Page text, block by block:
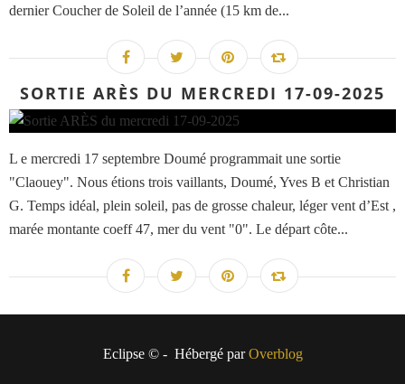
dernier Coucher de Soleil de l’année (15 km de...
SORTIE ARÈS DU MERCREDI 17-09-2025
L e mercredi 17 septembre Doumé programmait une sortie
"Claouey". Nous étions trois vaillants, Doumé, Yves B et Christian
G. Temps idéal, plein soleil, pas de grosse chaleur, léger vent d’Est ,
marée montante coeff 47, mer du vent "0". Le départ côte...
Eclipse © - Hébergé parOverblog